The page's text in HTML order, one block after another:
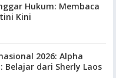
Hukum: Membaca
Kini
2026: Alpha
Belajar dari Sherly Laos